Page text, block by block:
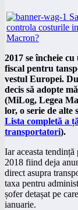
2017 se încheie
fiscal pentru
vestul Europei.
decis să adopte
(MiLog, Legea
lor, o serie de alte
Lista completă a
transportatori).
Iar aceasta
2018 fiind deja
direct asupra
taxa pentru
șofer detașat pe
ianuarie.